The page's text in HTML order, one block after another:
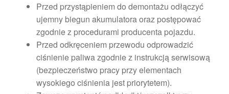
Przed przystąpieniem do demontażu odłączyć
ujemny biegun akumulatora oraz postępować
zgodnie z procedurami producenta pojazdu.
Przed odkręceniem przewodu odprowadzić
ciśnienie paliwa zgodnie z instrukcją serwisową
(bezpieczeństwo pracy przy elementach
wysokiego ciśnienia jest priorytetem).